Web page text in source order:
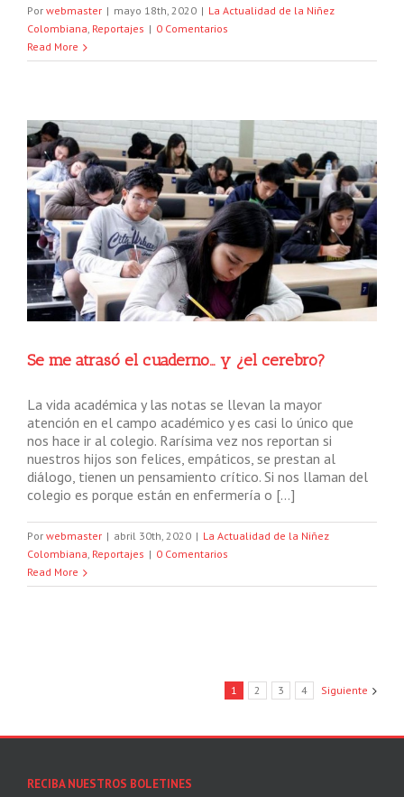
Por webmaster | mayo 18th, 2020 | La Actualidad de la Niñez
Colombiana, Reportajes | 0 Comentarios
Read More
Se me atrasó el cuaderno… y ¿el cerebro?
La vida académica y las notas se llevan la mayor
atención en el campo académico y es casi lo único que
nos hace ir al colegio. Rarísima vez nos reportan si
nuestros hijos son felices, empáticos, se prestan al
diálogo, tienen un pensamiento crítico. Si nos llaman del
colegio es porque están en enfermería o […]
Por webmaster | abril 30th, 2020 | La Actualidad de la Niñez
Colombiana Reportajes | 0 Comentarios
Read More
1 2 3 4 Siguiente
RECIBA NUESTROS BOLETINES